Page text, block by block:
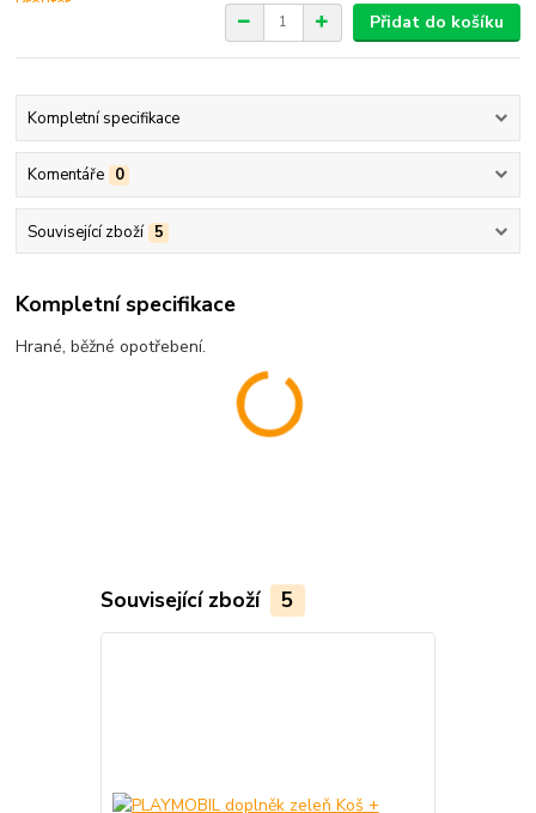
Přidat do košíku
Kompletní specifikace
Komentáře 0
Související zboží 5
Kompletní specifikace
Hrané, běžné opotřebení.
Související zboží 5